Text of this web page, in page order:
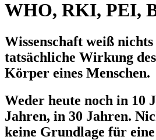
WHO, RKI, PEI,
Wissenschaft weiß
tatsächliche Wirkung
Körper eines Menschen.
Weder heute noch in 10
Jahren, in 30 Jahren.
keine Grundlage für